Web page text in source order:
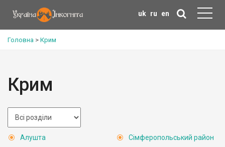
uk ru en
Головна > Крим
Крим
Алушта
Сімферопольський район